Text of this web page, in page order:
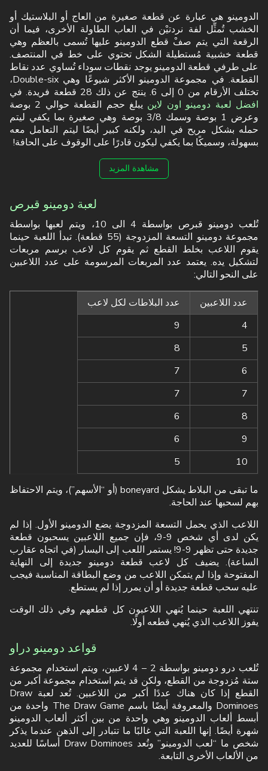
الدومينو هي عبارة عن قطعة صغيرة من العاج أو البلاستيك أو
الخشب تُمثِّل لفة نردتيْن في العاب الطاولة الأخرى، فيما أن
الرقعة التي يتم صفْ قطع الدومينو عليها تُسمى بالعظم وهي
قطعة خشبية مُستطيلة الشكل تحتوي على خط في المنتصف.
على طرفي قطعة الدومينو يوجد نقطات سوداء تُساوي عدد نقاط
القطعة. في مجموعة الدومينو الأكثر شيوعًا وهي Double-six،
تختلف الأرقام من 0 إلى 6. ينتج عن ذلك 28 قطعة فريدة. في
افضل لعبة دومينو اون لاين
يبلغ حجم القطعة حوالي 2 بوصة
وعرض 1 بوصة وسمك 3/8 بوصة وهي صغيرة بما يكفي ليتم
حمله بشكل مريح في اليد، ولكنه كبير أيضًا ليتم التعامل معه
بسهولة، وسميكًا بما يكفي ليكون قادرًا على الوقوف على الحافة!
مشاهدة المزيد
لعبة دومينو قبرص
تُلعب دومينو قبرص بواسطة 4 الى 10، ويتم لعبها بواسطة
مجموعة دومينو التسعة المزدوجة (55 قطعة). تبدأ اللعبة حينما
يقوم اللاعب بخلط القطع ثم يقوم كل لاعب برسم مربعات
لتشكيل يده. يعتمد عدد المربعات المرسومة على عدد اللاعبين
على النحو التالي:
عدد اللاعبين
عدد البلاطات لكل لاعب
4
9
5
8
6
7
7
7
8
6
9
6
10
5
ما تبقى من البلاط يشكل boneyard (أو “الأسهم”)، ويتم الاحتفاظ
بهم لسحبها عند الحاجة.
اللاعب الذي يحمل التسعة المزدوجة يضع الدومينو الأول. إذا لم
يكن لدى أي شخص 9-9، فإن جميع اللاعبين يسحبون قطعة
جديدة حتى تظهر 9-9! يستمر اللعب إلى اليسار (في اتجاه عقارب
الساعة). يضيف كل لاعب قطعة دومينو جديدة إلى النهاية
المفتوحة وإذا لم يتمكن اللاعب من وضع البطاقة المناسبة فيجب
عليه سحب قطعة جديدة أو أن يمرر إذا لم يستطع.
تنتهي اللعبة حينما يُنهي اللاعبون كل قطعهم وفي ذلك الوقت
يفوز اللاعب الذي يُنهي قطعه أولًا.
قواعد دومينو دراو
تُلعب درو دومينو بواسطة 2 – 4 لاعبين، ويتم استخدام مجموعة
ستة مُزدوجة من القطع، ولكن قد يتم استخدام مجموعة أكبر من
القطع إذا كان هناك عددًا أكبر من اللاعبين. تُعد لعبة Draw
Dominoes والمعروفة أيضًا باسم The Draw Game واحدة من
أبسط ألعاب الدومينو وهي واحدة من بين أكثر ألعاب الدومينو
شهرة أيضًا. إنها اللعبة التي غالبًا ما تتبادر إلى الذهن عندما يذكر
شخص ما “لعب الدومينو” وتُعد Draw Dominoes أساسًا للعديد
من الألعاب الأخرى التابعة.